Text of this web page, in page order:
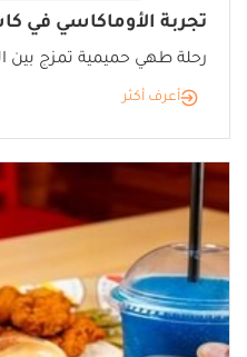
تجربة الأوماكاسي في
رحلة طهي حميمية تمزج بين
أعرف أكثر